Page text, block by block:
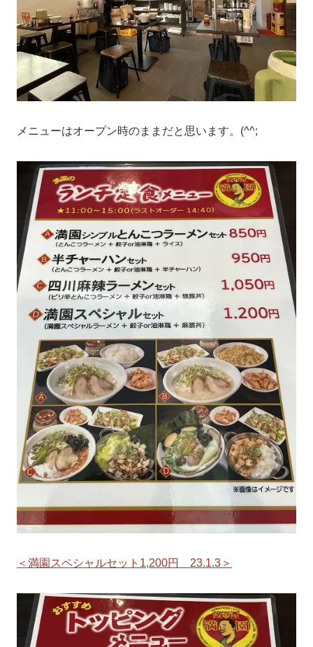
メニューはオープン時のままだと思います。(^^;
＜満園スペシャルセット1,200円 23.1.3＞